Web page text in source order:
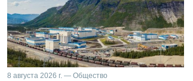
8 августа 2026 г. — Общество